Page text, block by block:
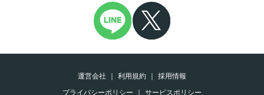
運営会社 利用規約
採用情報
プライバシーポリシー
サービスポリシー